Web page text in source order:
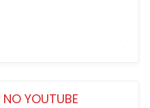
NO YOUTUBE